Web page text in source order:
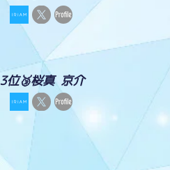
3位🥉桜真 京介